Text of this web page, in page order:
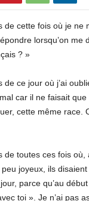
de cette fois où je ne
lorsqu’on
? »
de ce jour où j’ai
car il ne faisait
cette même race.
de toutes ces fois où,
joyeux, ils
parce qu’au
toi ». Je n’ai pas